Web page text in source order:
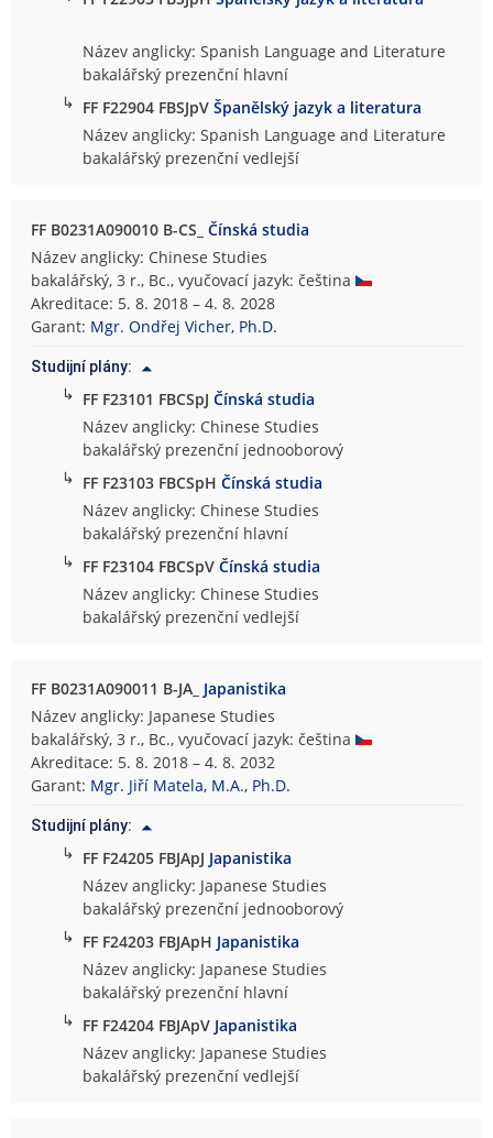
Název anglicky: Spanish Language and Literature
bakalářský prezenční hlavní
↳ FF F22904 FBSJpVŠpanělský jazyk a literatura
Název anglicky: Spanish Language and Literature
bakalářský prezenční vedlejší
FF B0231A090010 B-CS_Čínská studia
Název anglicky: Chinese Studies
bakalářský, 3 r., Bc., vyučovací jazyk: čeština
Akreditace: 5. 8. 2018 – 4. 8. 2028
Garant: Mgr. Ondřej Vicher, Ph.D.
Studijní plány:
↳ FF F23101 FBCSpJČínská studia
Název anglicky: Chinese Studies
bakalářský prezenční jednooborový
↳ FF F23103 FBCSpHČínská studia
Název anglicky: Chinese Studies
bakalářský prezenční hlavní
↳ FF F23104 FBCSpVČínská studia
Název anglicky: Chinese Studies
bakalářský prezenční vedlejší
FF B0231A090011 B-JA_ Japanistika
Název anglicky: Japanese Studies
bakalářský, 3 r., Bc., vyučovací jazyk: čeština
Akreditace: 5. 8. 2018 – 4. 8. 2032
Garant: Mgr. Jiří Matela, M.A., Ph.D.
Studijní plány:
↳ FF F24205 FBJApJ Japanistika
Název anglicky: Japanese Studies
bakalářský prezenční jednooborový
↳ FF F24203 FBJApH Japanistika
Název anglicky: Japanese Studies
bakalářský prezenční hlavní
↳ FF F24204 FBJApV Japanistika
Název anglicky: Japanese Studies
bakalářský prezenční vedlejší